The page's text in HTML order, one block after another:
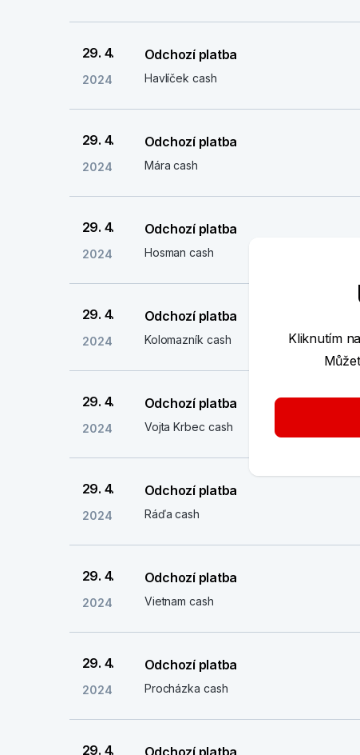
29. 4.
2024
Odchozí platba
Havlíček cash
29. 4.
2024
Odchozí platba
Mára cash
29. 4.
2024
Odchozí platba
Hosman cash
29. 4.
2024
Odchozí platba
Kolomazník cash
29. 4.
2024
Odchozí platba
Vojta Krbec cash
29. 4.
2024
Odchozí platba
Ráďa cash
29. 4.
2024
Odchozí platba
Vietnam cash
29. 4.
2024
Odchozí platba
Procházka cash
29. 4. Odchozí platba
Kliknutím